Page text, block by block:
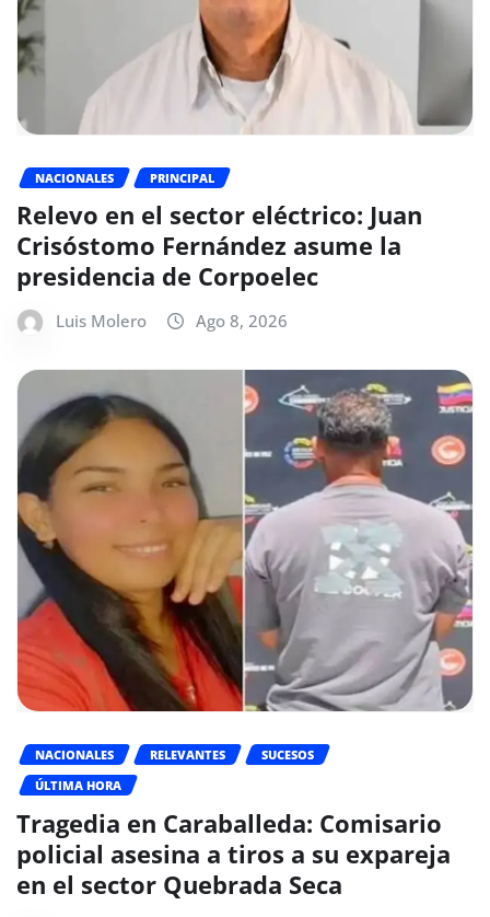
NACIONALES PRINCIPAL
Relevo en el sector eléctrico: Juan
Crisóstomo Fernández asume la
presidencia de Corpoelec
Luis Molero Ago 8, 2026
NACIONALES RELEVANTES
SUCESOS
ÚLTIMA HORA
Tragedia en Caraballeda: Comisario
policial asesina a tiros a su expareja
en el sector Quebrada Seca